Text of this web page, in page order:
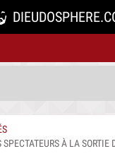
SPECTATEURS À LA SORTIE